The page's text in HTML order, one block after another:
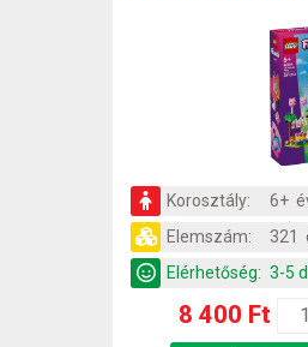
Korosztály:
6+
Elemszám:
321
Elérhetőség: 3-5
8 400 Ft